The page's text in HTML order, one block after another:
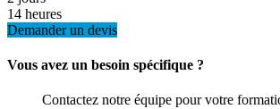
14 heures
Demander un devis
Vous avez un besoin spécifique ?
Contactez notre équipe pour votre